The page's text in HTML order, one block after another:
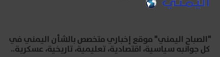
"الصباح اليمني" موقع إخباري متخصص بالشأن اليمني في
كل جوانبه سياسية، اقتصادية، تعليمية، تاريخية، عسكرية..